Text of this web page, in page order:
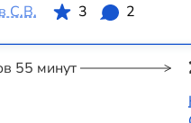
С.В. 3 2
55 минут